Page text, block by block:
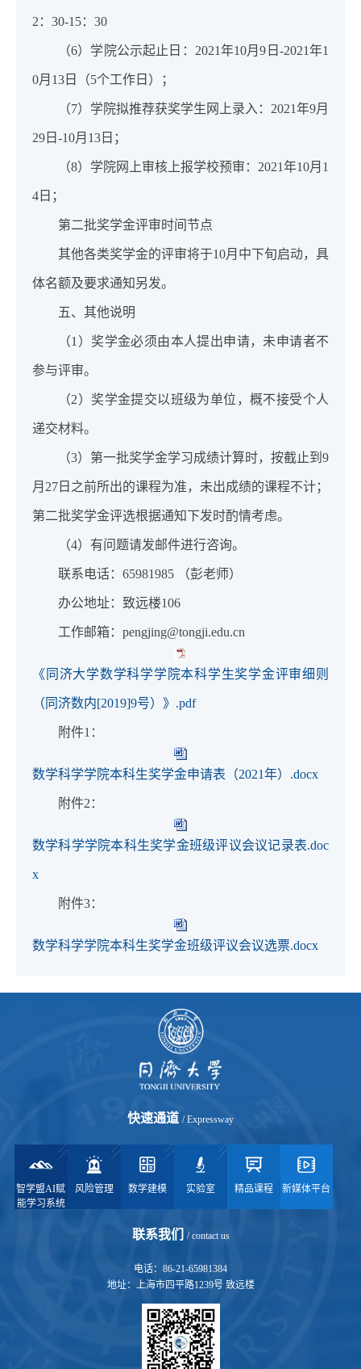
2：30-15：30
（6）学院公示起止日：2021年10月9日-2021年1
0月13日（5个工作日）；
（7）学院拟推荐获奖学生网上录入：2021年9月
29日-10月13日；
（8）学院网上审核上报学校预审：2021年10月1
4日；
第二批奖学金评审时间节点
其他各类奖学金的评审将于10月中下旬启动，具
体名额及要求通知另发。
五、其他说明
（1）奖学金必须由本人提出申请，未申请者不
参与评审。
（2）奖学金提交以班级为单位，概不接受个人
递交材料。
（3）第一批奖学金学习成绩计算时，按截止到9
月27日之前所出的课程为准，未出成绩的课程不计；
第二批奖学金评选根据通知下发时酌情考虑。
（4）有问题请发邮件进行咨询。
联系电话：65981985 （彭老师）
办公地址：致远楼106
工作邮箱：pengjing@tongji.edu.cn
《同济大学数学科学学院本科学生奖学金评审细则
（同济数内[2019]9号）》.pdf
附件1：
数学科学学院本科生奖学金申请表（2021年）.docx
附件2：
数学科学学院本科生奖学金班级评议会议记录表.doc
x
附件3：
数学科学学院本科生奖学金班级评议会议选票.docx
快速通道 / Expressway
智学盟AI赋
能学习系统
风险管理 数学建模 实验室 精品课程 新媒体平台
联系我们 / contact us
电话：86-21-65981384
地址：上海市四平路1239号 致远楼